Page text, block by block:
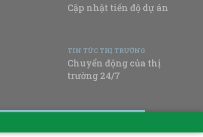
Cập nhật tiến độ dự án
TIN TỨC THỊ TRƯỜNG
Chuyển động của thị
trường 24/7